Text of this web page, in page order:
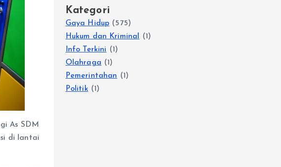
As SDM
di lantai
Kategori
Gaya Hidup (575)
Hukum dan Kriminal
(1)
Info Terkini (1)
Olahraga (1)
Pemerintahan (1)
Politik (1)